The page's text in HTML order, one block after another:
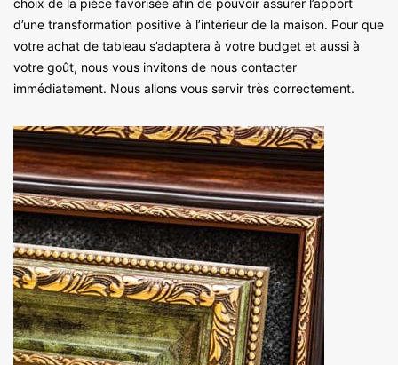
choix de la pièce favorisée afin de pouvoir assurer l’apport
d’une transformation positive à l’intérieur de la maison. Pour que
votre achat de tableau s’adaptera à votre budget et aussi à
votre goût, nous vous invitons de nous contacter
immédiatement. Nous allons vous servir très correctement.